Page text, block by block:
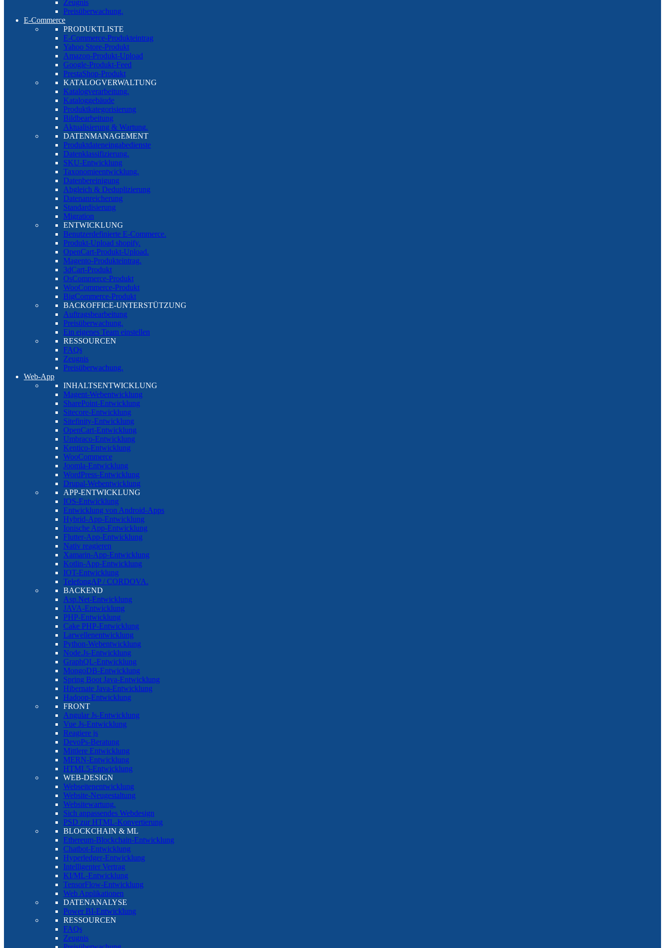
Zeugnis
Preisüberwachung.
E-Commerce
PRODUKTLISTE
E-Commerce-Produkteintrag
Yahoo Store-Produkt
Amazon-Produkt-Upload
Google-Produkt-Feed
PrestaShop-Produkt
KATALOGVERWALTUNG
Katalogverarbeitung.
Kataloggebäude
Produktkategorisierung
Bildbearbeitung
Aktualisierung & Wartung.
DATENMANAGEMENT
Produktdateneingabedienste
Datenklassifizierung.
SKU-Entwicklung
Taxonomieentwicklung.
Datenbereinigung
Abgleich & Deduplizierung
Datenanreicherung
Standardisierung
Migration
ENTWICKLUNG
Benutzerdefinierte E-Commerce.
Produkt-Upload shopify.
OpenCart-Produkt-Upload.
Magento-Produkteintrag.
3dCart-Produkt
OsCommerce-Produkt
WooCommerce-Produkt
BigCommerce-Produkt
BACKOFFICE-UNTERSTÜTZUNG
Auftragsbearbeitung
Preisüberwachung.
Ein eigenes Team einstellen
RESSOURCEN
FAQs
Zeugnis
Preisüberwachung.
Web-App
INHALTSENTWICKLUNG
Magent-Webentwicklung
SharePoint-Entwicklung
Sitecore-Entwicklung
Sitefinity-Entwicklung
OpenCart-Entwicklung
Umbraco-Entwicklung
Kentico-Entwicklung
WooCommerce
Joomla-Entwicklung
WordPress-Entwicklung
Drupal-Webentwicklung
APP-ENTWICKLUNG
IOS-Entwicklung
Entwicklung von Android-Apps
Hybrid-App-Entwicklung
Ionische App-Entwicklung
Flutter-App-Entwicklung
Nativ reagieren
Xamarin-App-Entwicklung
Kotlin-App-Entwicklung
IOT-Entwicklung
TelefongAP / CORDOVA.
BACKEND
Asp.Net-Entwicklung
JAVA-Entwicklung
PHP-Entwicklung
Cake PHP-Entwicklung
Larwellenentwicklung
Python-Webentwicklung
Node.Js-Entwicklung
GraphQL-Entwicklung
MongoDB-Entwicklung
Spring Boot Java-Entwicklung
Hibernate Java-Entwicklung
Hadoop-Entwicklung
FRONT
Angular Js-Entwicklung
Vue Js-Entwicklung
Reagiere js
DevoPs-Beratung
Mittlere Entwicklung
MERN-Entwicklung
HTML5-Entwicklung
WEB-DESIGN
Webseitenentwicklung
Website-Neugestaltung
Websitewartung.
Sich anpassendes Webdesign
PSD zur HTML-Konvertierung
BLOCKCHAIN & ML
Ethereum-Blockchain-Entwicklung
Chatbot-Entwicklung
Hyperledger-Entwicklung
Intelligenter Vertrag
KI/ML-Entwicklung
TensorFlow-Entwicklung
Web Applikationen
DATENANALYSE
Power BI-Entwicklung
RESSOURCEN
FAQs
Zeugnis